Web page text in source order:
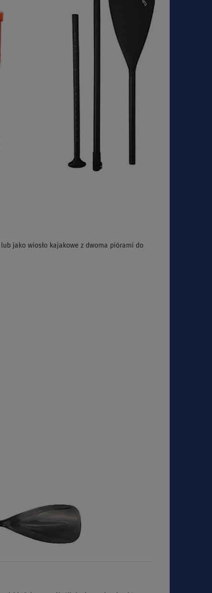
jako wiosło kajakowe z dwoma piórami do